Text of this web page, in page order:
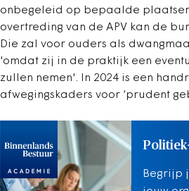
onbegeleid op bepaalde plaatsen
overtreding van de APV kan de
Die zal voor ouders als
'omdat zij in de praktijk een
zullen nemen'. In 2024 is een
afwegingskaders voor ‘prudent
Begrijp